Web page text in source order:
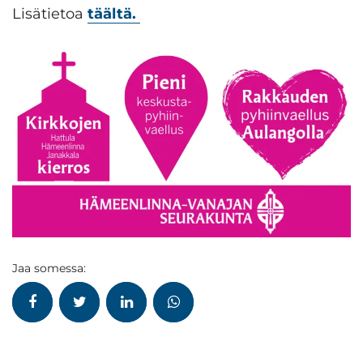
Lisätietoa täältä.
Jaa somessa: